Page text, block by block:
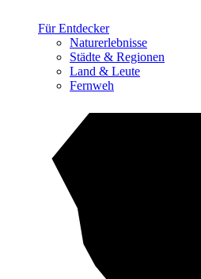
Für Entdecker
Naturerlebnisse
Städte & Regionen
Land & Leute
Fernweh